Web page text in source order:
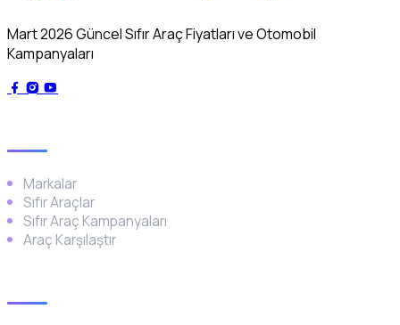
Mart 2026 Güncel Sıfır Araç Fiyatları ve Otomobil
Kampanyaları
Markalar
Sıfır Araçlar
Sıfır Araç Kampanyaları
Araç Karşılaştır